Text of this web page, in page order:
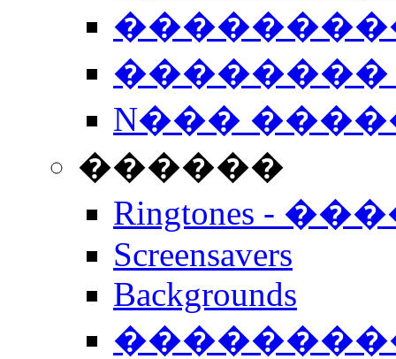
��������
N���
������
Ringtones -
Screensavers
Backgrounds